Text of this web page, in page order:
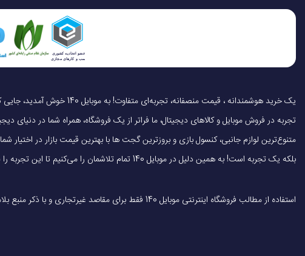
نوع پردازنده
فرکانس پردازنده
تعداد هسته پردازنده
پردازنده‌ی گرافیکی GPU
پشتیبانی از کارت حافظه جانبی
تجربه در فروش موبایل و کالاهای دیجیتال، ما فراتر از یک فروشگاه، همراه شما در دنیای
متنوع‌ترین لوازم جانبی، کنسول بازی و بروزترین گجت ها با بهترین قیمت بازار در
بلکه یک تجربه است! به همین دلیل در موبایل 140 تمام تلاشمان را می‌کنیم تا این تجربه را سریع، آسان و کاملاً رضایت‌بخش کنیم.
استفاده از مطالب فروشگاه اینترنتی موبایل 140 فقط برای مقاصد غیرتجاری و با ذکر منبع بلامانع است.